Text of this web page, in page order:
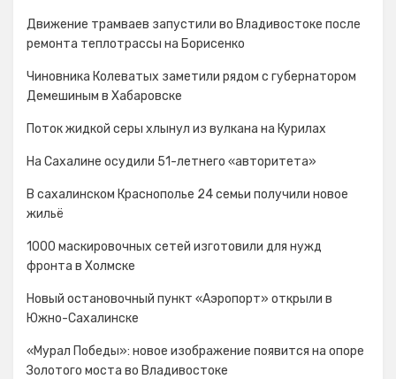
Движение трамваев запустили во Владивостоке после
ремонта теплотрассы на Борисенко
Чиновника Колеватых заметили рядом с губернатором
Демешиным в Хабаровске
Поток жидкой серы хлынул из вулкана на Курилах
На Сахалине осудили 51-летнего «авторитета»
В сахалинском Краснополье 24 семьи получили новое
жильё
1000 маскировочных сетей изготовили для нужд
фронта в Холмске
Новый остановочный пункт «Аэропорт» открыли в
Южно-Сахалинске
«Мурал Победы»: новое изображение появится на опоре
Золотого моста во Владивостоке